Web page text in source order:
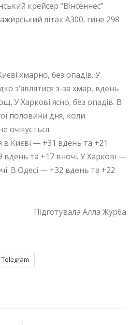
крейсер “Вінсеннес”
літак А300, гине 298
хмарно, без опадів. У
з’являтися з-за хмар, вдень
У Харкові ясно, без опадів. В
половини дня, коли
очікується.
в Києві — +31 вдень та +21
вдень та +17 вночі. У Харкові —
В Одесі — +32 вдень та +22
Підготувала Алла Журба
Telegram